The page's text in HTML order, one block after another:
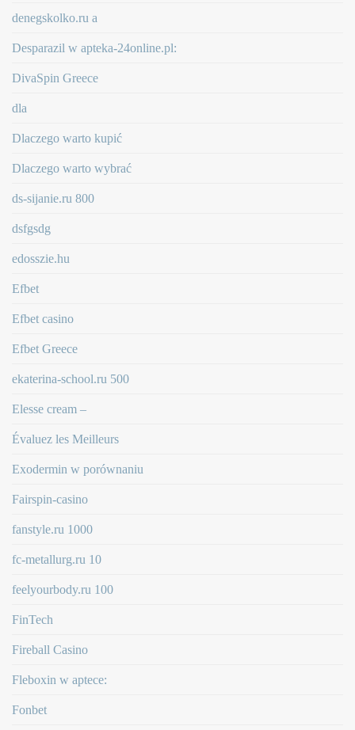
denegskolko.ru a
Desparazil w apteka-24online.pl:
DivaSpin Greece
dla
Dlaczego warto kupić
Dlaczego warto wybrać
ds-sijanie.ru 800
dsfgsdg
edosszie.hu
Efbet
Efbet casino
Efbet Greece
ekaterina-school.ru 500
Elesse cream –
Évaluez les Meilleurs
Exodermin w porównaniu
Fairspin-casino
fanstyle.ru 1000
fc-metallurg.ru 10
feelyourbody.ru 100
FinTech
Fireball Casino
Fleboxin w aptece:
Fonbet